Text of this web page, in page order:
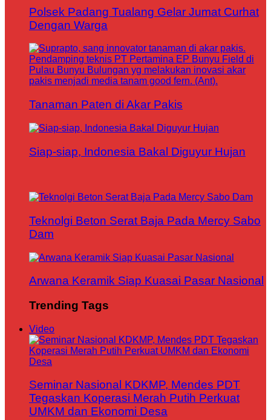
Polsek Padang Tualang Gelar Jumat Curhat
Dengan Warga
Tanaman Paten di Akar Pakis
Siap-siap, Indonesia Bakal Diguyur Hujan
Teknolgi Beton Serat Baja Pada Mercy Sabo
Dam
Arwana Keramik Siap Kuasai Pasar Nasional
Trending Tags
Video
Seminar Nasional KDKMP, Mendes PDT
Tegaskan Koperasi Merah Putih Perkuat
UMKM dan Ekonomi Desa